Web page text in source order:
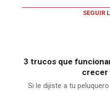
SEGUIR
3 trucos que
crecer
Si le dijiste a tu